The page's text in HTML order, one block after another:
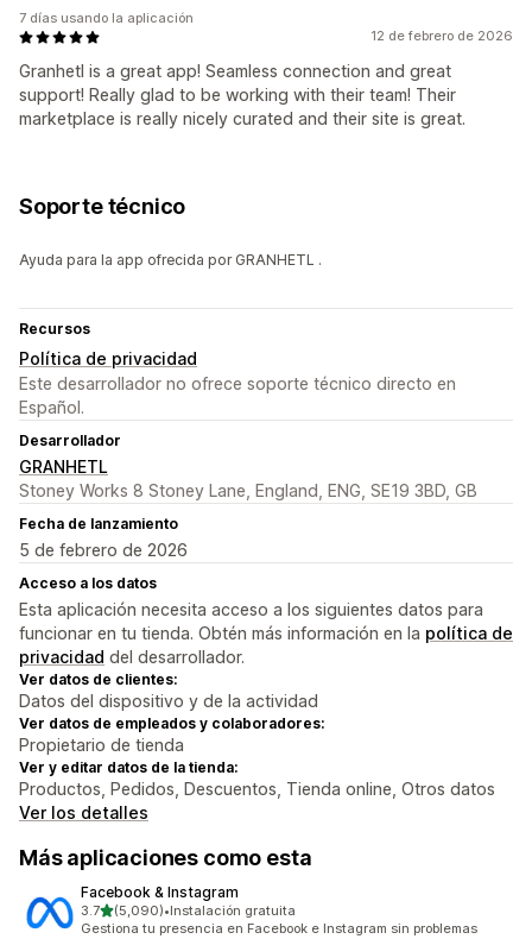
12 de febrero de 2026
Granhetl is a great app! Seamless connection and great
support! Really glad to be working with their team! Their
marketplace is really nicely curated and their site is great.
7 días usando la aplicación
Soporte técnico
Ayuda para la app ofrecida por GRANHETL .
Recursos
Política de privacidad
Este desarrollador no ofrece soporte técnico directo en
Español.
Desarrollador
GRANHETL
Stoney Works 8 Stoney Lane, England, ENG, SE19 3BD, GB
Fecha de lanzamiento
5 de febrero de 2026
Acceso a los datos
Esta aplicación necesita acceso a los siguientes datos para
funcionar en tu tienda. Obtén más información en la política de
privacidad del desarrollador.
Ver datos de clientes:
Datos del dispositivo y de la actividad
Ver datos de empleados y colaboradores:
Propietario de tienda
Ver y editar datos de la tienda:
Productos, Pedidos, Descuentos, Tienda online, Otros datos
Ver los detalles
Más aplicaciones como esta
Facebook & Instagram
3.7de 5 estrellas
(5,090)
5090 reseñas en total
•Instalación gratuita
Gestiona tu presencia en Facebook e Instagram sin problemas